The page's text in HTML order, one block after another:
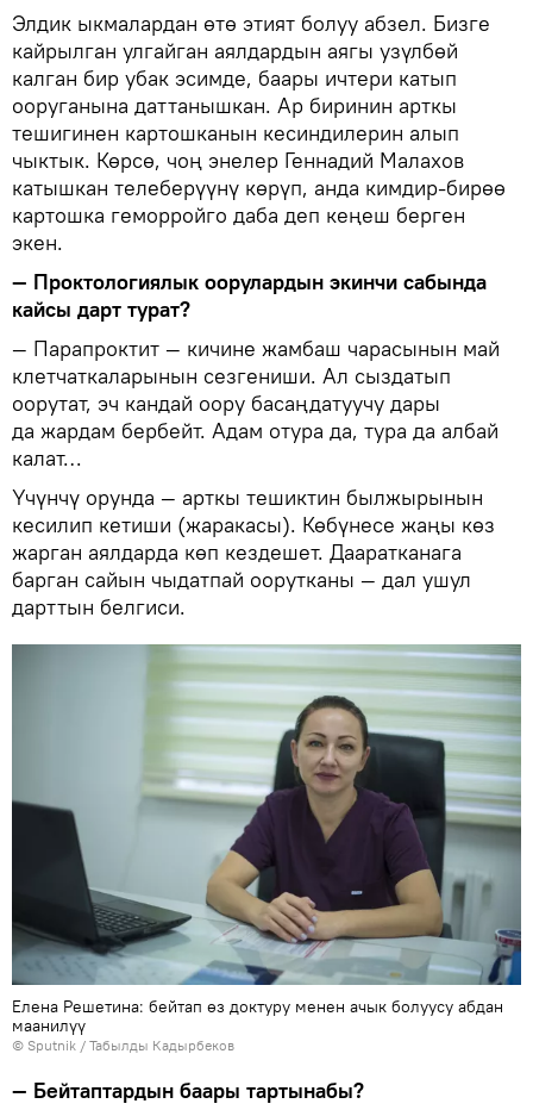
Элдик ыкмалардан өтө этият болуу абзел. Бизге
кайрылган улгайган аялдардын аягы узүлбөй
калган бир убак эсимде, баары ичтери катып
ооруганына даттанышкан. Ар биринин арткы
тешигинен картошканын кесиндилерин алып
чыктык. Көрсө, чоң энелер Геннадий Малахов
катышкан телеберүүнү көрүп, анда кимдир-бирөө
картошка геморройго даба деп кеңеш берген
экен.
— Проктологиялык оорулардын экинчи сабында
кайсы дарт турат?
— Парапроктит — кичине жамбаш чарасынын май
клетчаткаларынын сезгениши. Ал сыздатып
оорутат, эч кандай оору басаңдатуучу дары
да жардам бербейт. Адам отура да, тура да албай
калат…
Үчүнчү орунда — арткы тешиктин былжырынын
кесилип кетиши (жаракасы). Көбүнесе жаңы көз
жарган аялдарда көп кездешет. Дааратканага
барган сайын чыдатпай оорутканы — дал ушул
дарттын белгиси.
Елена Решетина: бейтап өз доктуру менен ачык болуусу абдан
маанилүү
© Sputnik / Табылды Кадырбеков
— Бейтаптардын баары тартынабы?